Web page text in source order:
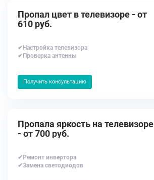
Пропал цвет в телевизоре - от
610 руб.
✔Настройка телевизора
✔Проверка антенны
Получить консультацию
Пропала яркость на телевизоре
- от 700 руб.
✔Ремонт инвертора
✔Замена светодиодов